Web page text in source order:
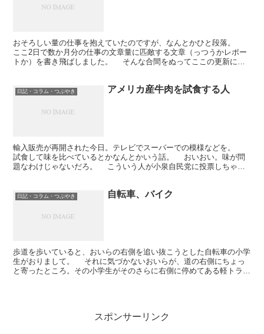
おそろしい量の仕事を抱えていたのですが、なんとかひと段落。
ここ2日で数か月分の仕事の文章量に匹敵する文章（っつうかレポー
トか）を書き飛ばしました。 そんな合間をぬってここの更新にせ
日記・コラム・つぶやき アメリカ産牛肉を試食する人
輸入販売が再開された今日。テレビでスーパーでの模様などを。
試食して味を比べているとかなんとかいう話。 おいおい。味が問
題なわけじゃないだろ。 こういう人が小泉自民党に投票しちゃっ
日記・コラム・つぶやき 自転車、バイク
歩道を歩いていると、おいらの右側を追い抜こうとした自転車の小学
生がおりまして。 それに気づかないおいらが、道の右側にちょっ
と寄ったところ。その小学生がそのさらに右側に停めてある軽トラに
スポンサーリンク